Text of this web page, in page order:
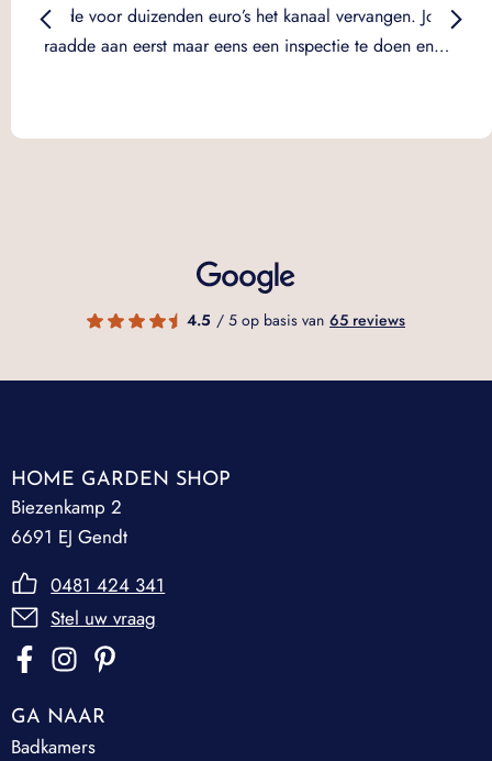
wilde voor duizenden euro’s het kanaal vervangen. Jos
raadde aan eerst maar eens een inspectie te doen en…
4.5 / 5 op basis van 65 reviews
HOME GARDEN SHOP
Biezenkamp 2
6691 EJ Gendt
0481 424 341
Stel uw vraag
GA NAAR
Badkamers